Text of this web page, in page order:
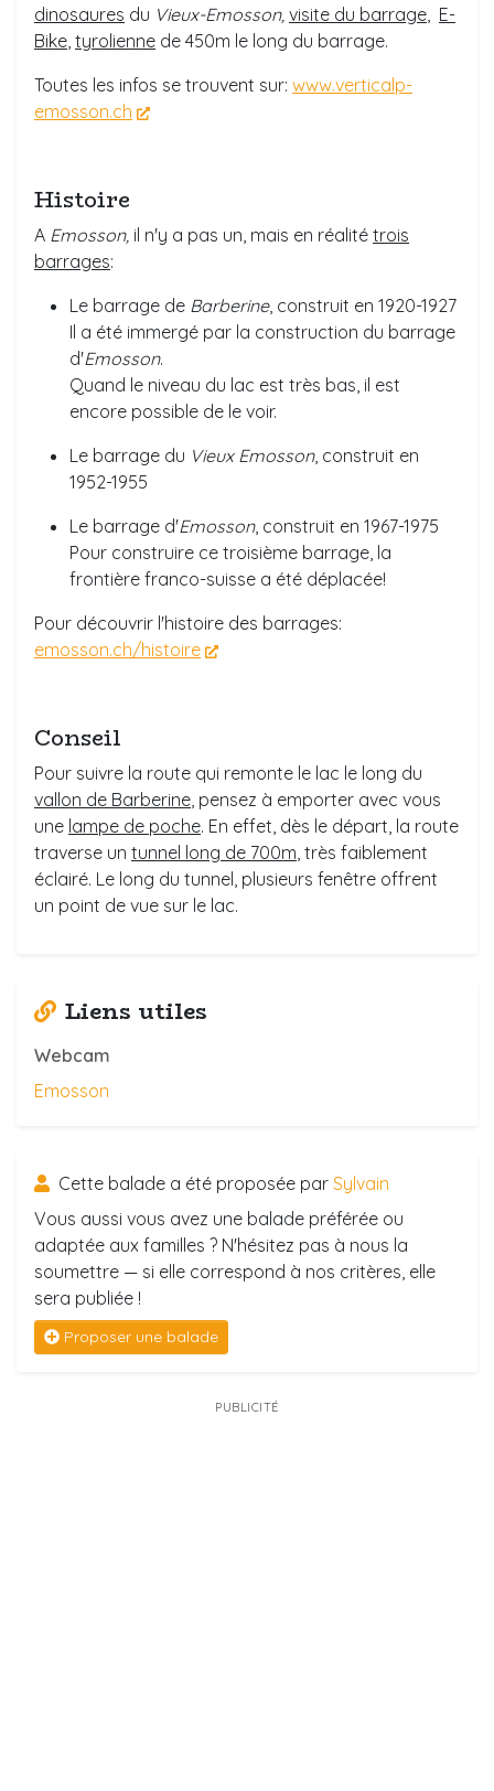
dinosaures du Vieux-Emosson, visite du barrage, E-
Bike, tyrolienne de 450m le long du barrage.
Toutes les infos se trouvent sur: www.verticalp-
emosson.ch
Histoire
A Emosson, il n'y a pas un, mais en réalité trois
barrages:
Le barrage de Barberine, construit en 1920-1927
Il a été immergé par la construction du barrage
d'Emosson.
Quand le niveau du lac est très bas, il est
encore possible de le voir.
Le barrage du Vieux Emosson, construit en
1952-1955
Le barrage d'Emosson, construit en 1967-1975
Pour construire ce troisième barrage, la
frontière franco-suisse a été déplacée!
Pour découvrir l'histoire des barrages:
emosson.ch/histoire
Conseil
Pour suivre la route qui remonte le lac le long du
vallon de Barberine, pensez à emporter avec vous
une lampe de poche. En effet, dès le départ, la route
traverse un tunnel long de 700m, très faiblement
éclairé. Le long du tunnel, plusieurs fenêtre offrent
un point de vue sur le lac.
Liens utiles
Webcam
Emosson
Cette balade a été proposée par Sylvain
Vous aussi vous avez une balade préférée ou
adaptée aux familles ? N'hésitez pas à nous la
soumettre — si elle correspond à nos critères, elle
sera publiée !
Proposer une balade
PUBLICITÉ